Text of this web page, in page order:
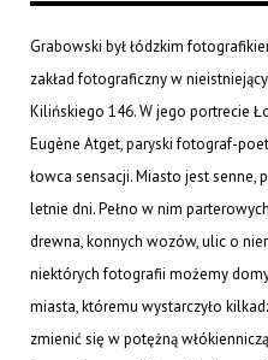
Grabowski był łódzkim
zakład fotograficzny w
Kilińskiego 146. W jego portrecie
Eugène Atget, paryski fotograf-
łowca sensacji. Miasto jest
letnie dni. Pełno w nim
drewna, konnych wozów, ulic o
niektórych fotografii możemy
miasta, któremu wystarczyło
zmienić się w potężną